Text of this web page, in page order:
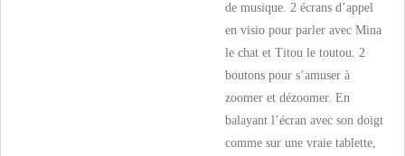
de musique. 2 écrans d’appel
en visio pour parler avec Mina
le chat et Titou le toutou. 2
boutons pour s’amuser à
zoomer et dézoomer. En
balayant l’écran avec son doigt
comme sur une vraie tablette,